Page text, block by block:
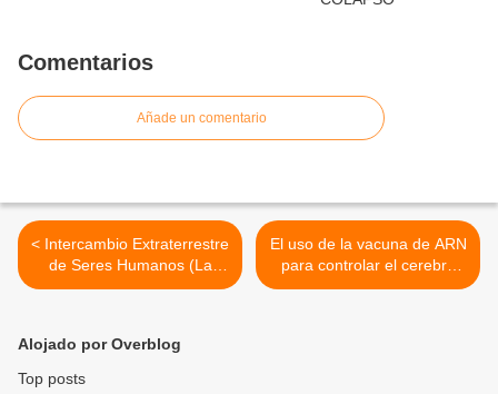
Comentarios
Añade un comentario
< Intercambio Extraterrestre
de Seres Humanos (La
Sorprendente Historia
El uso de la vacuna de ARN
para controlar el cerebro
humano explicado por el
Alojado por Overblog
Top posts